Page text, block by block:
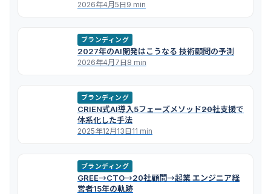
2026年4月5日9 min
ブランディング
2027年のAI開発はこうなる 技術顧問の予測
2026年4月7日8 min
ブランディング
CRIEN式AI導入5フェーズメソッド――20社支援で
体系化した手法
2025年12月13日11 min
ブランディング
GREE→CTO→20社顧問→起業 エンジニア経
営者15年の軌跡